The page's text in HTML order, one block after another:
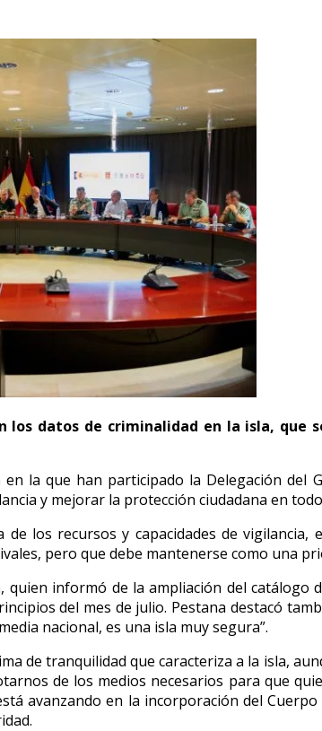
datos de criminalidad en la isla, que
la que han participado la Delegación del
y mejorar la protección ciudadana en
los recursos y capacidades de vigilancia,
pero que debe mantenerse como una
informó de la ampliación del catálogo
del mes de julio. Pestana destacó
nacional, es una isla muy segura”.
de tranquilidad que caracteriza a la isla,
de los medios necesarios para que
avanzando en la incorporación del